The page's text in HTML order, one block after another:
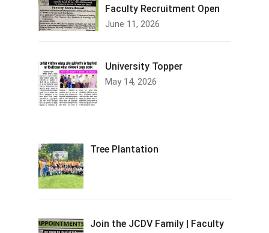
Faculty Recruitment Open
June 11, 2026
University Topper
May 14, 2026
Tree Plantation
Join the JCDV Family | Faculty